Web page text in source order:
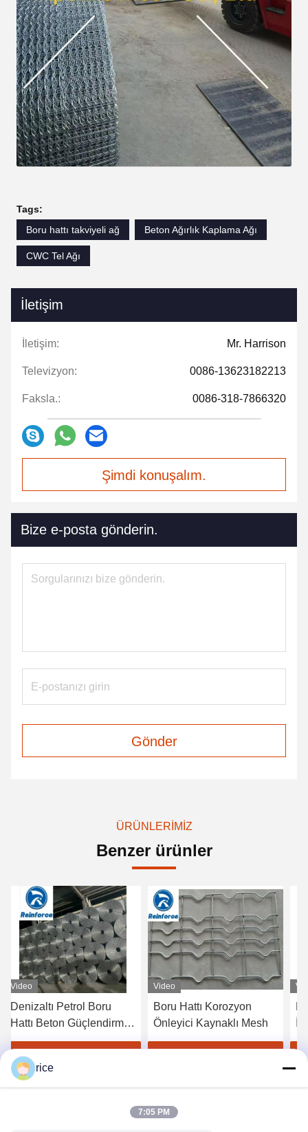
Tags:
Boru hattı takviyeli ağ
Beton Ağırlık Kaplama Ağı
CWC Tel Ağı
İletişim
İletişim: Mr. Harrison
Televizyon: 0086-13623182213
Faksla.: 0086-318-7866320
Şimdi konuşalım.
Bize e-posta gönderin.
Gönder
ÜRÜNLERIMIZ
Benzer ürünler
Video
Denizaltı Petrol Boru
Hattı Beton Güçlendirme
Mesh
En İyi Fiyatı Alın
Video
Boru Hattı Korozyon
Önleyici Kaynaklı Mesh
rice
7:05 PM